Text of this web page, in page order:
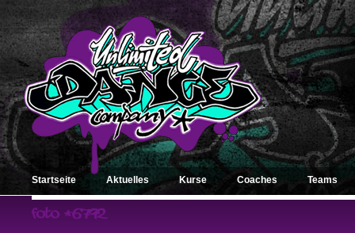
Startseite Aktuelles Kurse Coaches Teams